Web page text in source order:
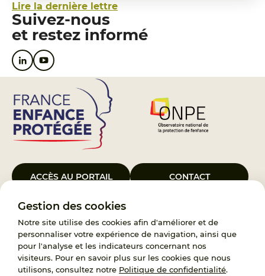
Gestion des cookies
Notre site utilise des cookies afin d'améliorer et de
personnaliser votre expérience de navigation, ainsi que
pour l'analyse et les indicateurs concernant nos
visiteurs. Pour en savoir plus sur les cookies que nous
utilisons, consultez notre Politique de confidentialité.
Lire la dernière lettre
Suivez-nous
et restez informé
ACCÈS AU PORTAIL CONTACT
Le Groupement d’Intérêt Public France Enfance Protégée, créé le 5
janvier 2023, a pour objet d’assurer les missions de service public du
119, d’accompagnement des adoptants et de traitement des
demandes d’accès aux origines personnelles. France Enfance
Protégée est également un observatoire et une ressource pour
l’ensemble des professionnels, ainsi qu’un appui à l’élaboration de la